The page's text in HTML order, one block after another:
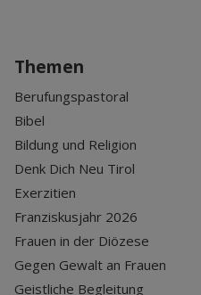
Themen
Berufungspastoral
Bibel
Bildung und Religion
Denk Dich Neu Tirol
Exerzitien
Franziskusjahr 2026
Frauen in der Diözese
Gegen Gewalt an Frauen
Geistliche Begleitung